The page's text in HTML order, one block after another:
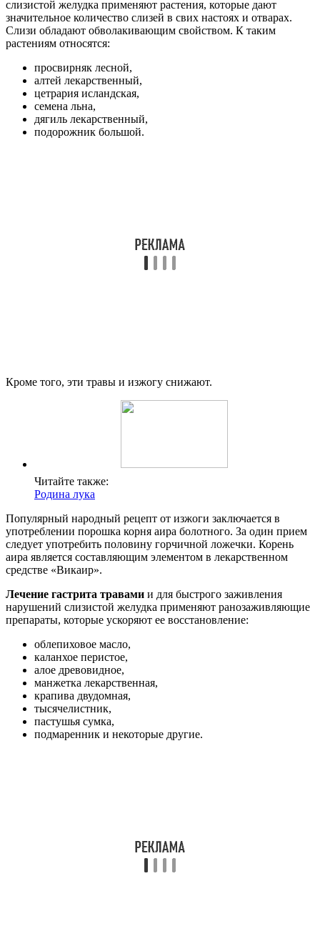
слизистой желудка применяют растения, которые дают
значительное количество слизей в свих настоях и отварах.
Слизи обладают обволакивающим свойством. К таким
растениям относятся:
просвирняк лесной,
алтей лекарственный,
цетрария исландская,
семена льна,
дягиль лекарственный,
подорожник большой.
Кроме того, эти травы и изжогу снижают.
Читайте также:
Родина лука
Популярный народный рецепт от изжоги заключается в
употреблении порошка корня аира болотного. За один прием
следует употребить половину горчичной ложечки. Корень
аира является составляющим элементом в лекарственном
средстве «Викаир».
Лечение гастрита травами и для быстрого заживления
нарушений слизистой желудка применяют ранозаживляющие
препараты, которые ускоряют ее восстановление:
облепиховое масло,
каланхое перистое,
алое древовидное,
манжетка лекарственная,
крапива двудомная,
тысячелистник,
пастушья сумка,
подмаренник и некоторые другие.